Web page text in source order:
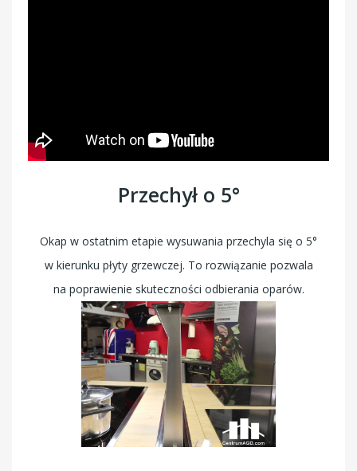
Przechył o 5°
Okap w ostatnim etapie wysuwania przechyla się o 5°
w kierunku płyty grzewczej. To rozwiązanie pozwala
na poprawienie skuteczności odbierania oparów.